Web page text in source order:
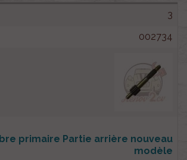
3
002734
primaire Partie arrière nouveau
modèle